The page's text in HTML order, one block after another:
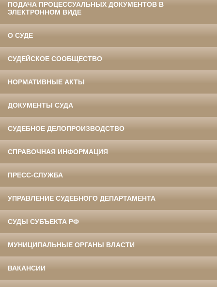
ПОДАЧА ПРОЦЕССУАЛЬНЫХ ДОКУМЕНТОВ В
ЭЛЕКТРОННОМ ВИДЕ
О СУДЕ
СУДЕЙСКОЕ СООБЩЕСТВО
НОРМАТИВНЫЕ АКТЫ
ДОКУМЕНТЫ СУДА
СУДЕБНОЕ ДЕЛОПРОИЗВОДСТВО
СПРАВОЧНАЯ ИНФОРМАЦИЯ
ПРЕСС-СЛУЖБА
УПРАВЛЕНИЕ СУДЕБНОГО ДЕПАРТАМЕНТА
СУДЫ СУБЪЕКТА РФ
МУНИЦИПАЛЬНЫЕ ОРГАНЫ ВЛАСТИ
ВАКАНСИИ